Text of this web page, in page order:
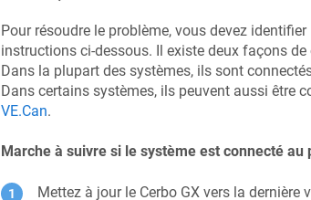
Pour résoudre le problème, vous devez
instructions ci-dessous. Il existe deux façons
Dans la plupart des systèmes, ils sont
Dans certains systèmes, ils peuvent aussi être
VE.Can.
Marche à suivre si le système est connecté au
Mettez à jour le Cerbo GXvers la dernière